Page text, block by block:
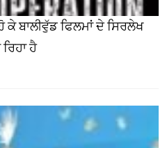
ਬਾਲੀਵੁੱਡ ਫਿਲਮਾਂ ਦੇ ਸਿਰਲੇਖ
ਹੈ